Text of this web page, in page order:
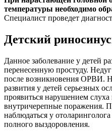
температуры необходимо
Специалист проведет
Детский
Данное заболевание у детей
перенесенную простуду.
после возникновения ОРВИ.
развития у детей серьезных
проявиться нарушением
внутричерепные поражения.
наблюдаться у
полного выздоровления.